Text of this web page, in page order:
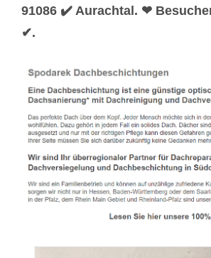
91086 ✔️ Aurachtal. ❤
✔.